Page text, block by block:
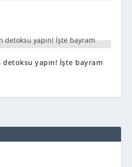
detoksu yapın! İşte bayram